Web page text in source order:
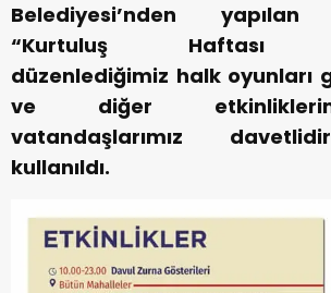
Belediyesi’nden yapılan
“Kurtuluş Haftası
düzenlediğimiz halk oyunları
ve diğer
vatandaşlarımız
kullanıldı.